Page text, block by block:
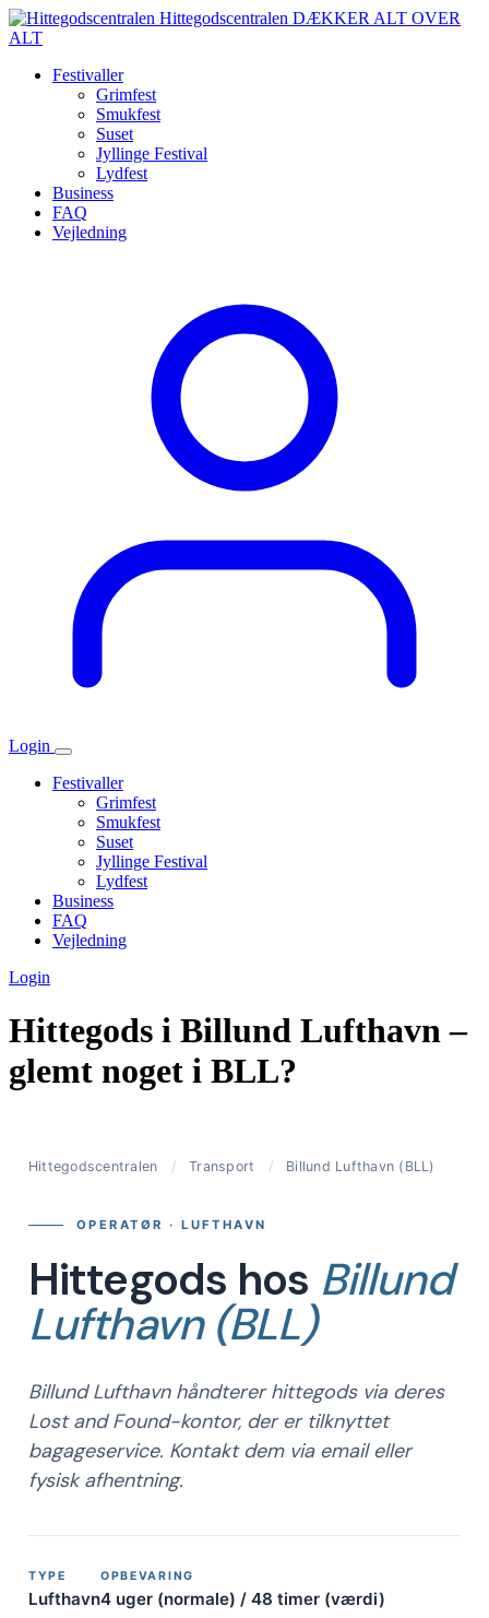
Spring
til
Hittegodscentralen DÆKKER ALT OVER
ALT
Festivaller
Grimfest
Smukfest
Suset
Jyllinge Festival
Lydfest
Business
FAQ
Vejledning
Login
Festivaller
Grimfest
Smukfest
Suset
Jyllinge Festival
Lydfest
Business
FAQ
Vejledning
Login
Hittegods i Billund Lufthavn –
glemt noget i BLL?
Hittegodscentralen / Transport / Billund Lufthavn (BLL)
OPERATØR · LUFTHAVN
Hittegods hos Billund
Lufthavn (BLL)
Billund Lufthavn håndterer hittegods via deres
Lost and Found-kontor, der er tilknyttet
bagageservice. Kontakt dem via email eller
fysisk afhentning.
TYPE
Lufthavn
OPBEVARING
4 uger (normale) / 48 timer (værdi)